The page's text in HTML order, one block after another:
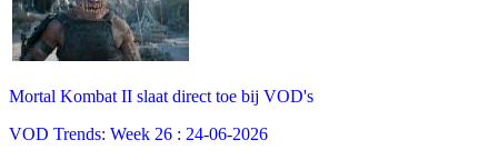
Mortal Kombat II slaat direct toe bij VOD's
VOD Trends: Week 26 : 24-06-2026